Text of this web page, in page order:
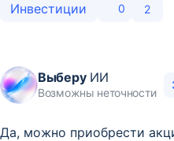
Инвестиции 0 2
ВыберуИИ
Возможны неточности
Да, можно приобрести